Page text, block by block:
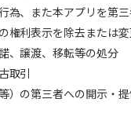
、また本アプリを第
権利表示を除去または
、譲渡、移転等の処分
取引
）の第三者への開示・